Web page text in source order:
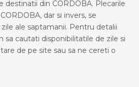
destinatii din CORDOBA. Plecarile
dar si invers, se
ale saptamanii. Pentru detalii
sa cautati disponibilitatile de zile si
de pe site sau sa ne cereti o